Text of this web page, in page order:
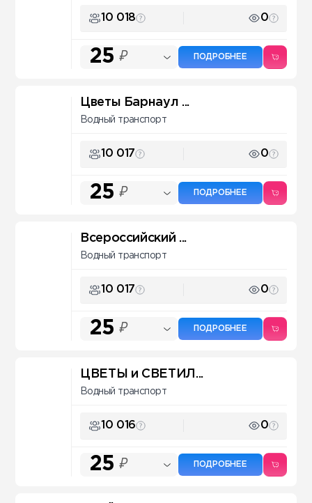
10 018 0
25 ₽ ПОДРОБНЕЕ
Цветы Барнаул ...
Водный транспорт
10 017 0
25 ₽ ПОДРОБНЕЕ
Всероссийский ...
Водный транспорт
10 017 0
25 ₽ ПОДРОБНЕЕ
ЦВЕТЫ и СВЕТИЛ...
Водный транспорт
10 016 0
25 ₽ ПОДРОБНЕЕ